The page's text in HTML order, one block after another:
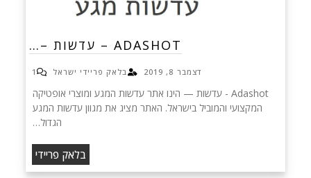
ADASHOT – עדשות –…
דצמבר 8, 2019 בלאק פריידי ישראל 1
Adashot - עדשות — הינו אתר עדשות המגע ומוצרי אופטיקה
המקצועי והמוביל בישראל. האתר מציג את מגוון עדשות המגע
הגדול…
בלאק פריידי